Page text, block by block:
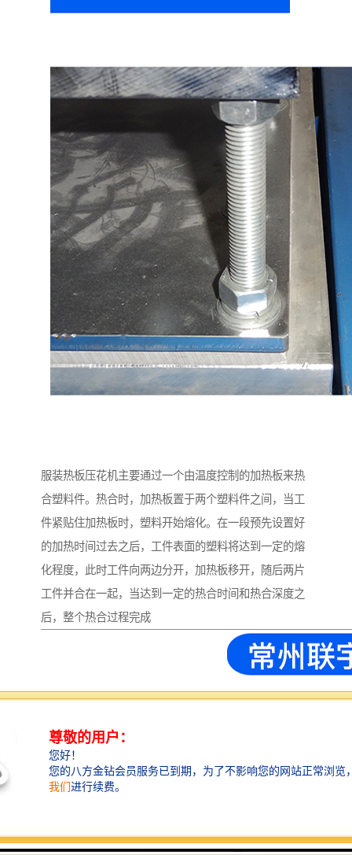
服装热板压花机主要通过一个由温度控制的加热板来热
合塑料件。热合时，加热板置于两个塑料件之间，当工
件紧贴住加热板时，塑料开始熔化。在一段预先设置好
的加热时间过去之后，工件表面的塑料将达到一定的熔
化程度，此时工件向两边分开，加热板移开，随后两片
工件并合在一起，当达到一定的热合时间和热合深度之
后，整个热合过程完成